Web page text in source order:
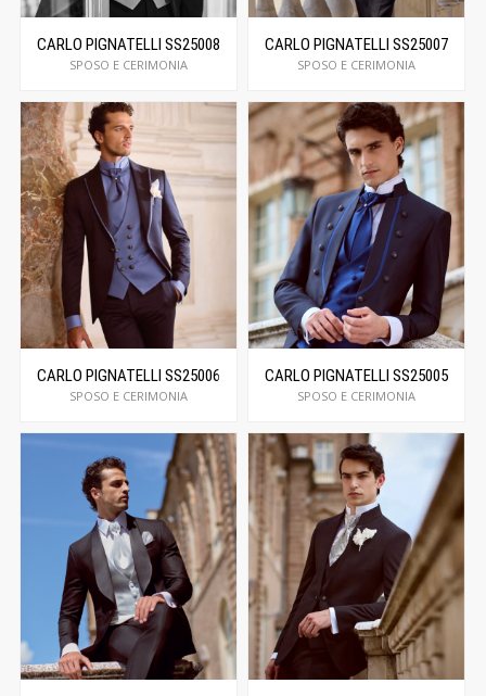
CARLO PIGNATELLI SS25008
SPOSO E CERIMONIA
CARLO PIGNATELLI SS25007
SPOSO E CERIMONIA
CARLO PIGNATELLI SS25006
SPOSO E CERIMONIA
CARLO PIGNATELLI SS25005
SPOSO E CERIMONIA